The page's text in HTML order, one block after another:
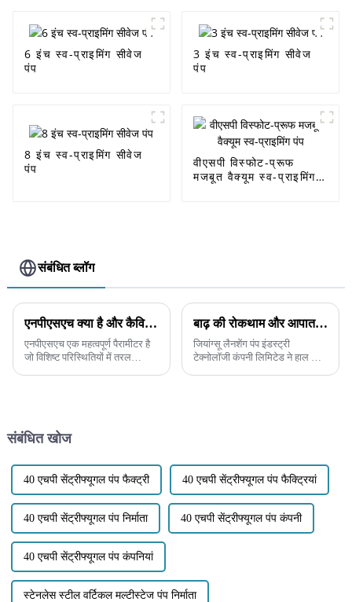
6 इंच स्व-प्राइमिंग सीवेज
पंप
3 इंच स्व-प्राइमिंग सीवेज
पंप
8 इंच स्व-प्राइमिंग सीवेज
पंप
वीएसपी विस्फोट-प्रूफ
मजबूत वैक्यूम स्व-प्राइमिंग
संबंधित ब्लॉग
एनपीएसएच क्या है और कैविटेशन घटना को कैसे रोकें
एनपीएसएच एक महत्वपूर्ण पैरामीटर है
जो विशिष्ट परिस्थितियों में तरल
बाढ़ की रोकथाम और आपातकालीन विशेष पंपों का प्रमुख तकनीकी विश्लेषण
जियांग्सू लैनशेंग पंप इंडस्ट्री
टेक्नोलॉजी कंपनी लिमिटेड ने हाल ही में
संबंधित खोज
40 एचपी सेंट्रीफ्यूगल पंप फैक्ट्री 40 एचपी सेंट्रीफ्यूगल पंप फैक्ट्रियां
40 एचपी सेंट्रीफ्यूगल पंप निर्माता 40 एचपी सेंट्रीफ्यूगल पंप कंपनी
40 एचपी सेंट्रीफ्यूगल पंप कंपनियां
स्टेनलेस स्टील वर्टिकल मल्टीस्टेज पंप निर्माता